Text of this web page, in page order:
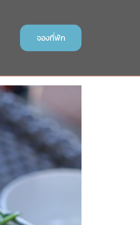
จองที่พัก